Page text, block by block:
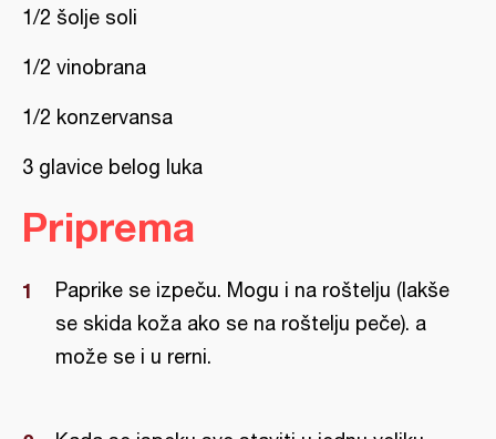
1/2 šolje soli
1/2 vinobrana
1/2 konzervansa
3 glavice belog luka
Priprema
Paprike se izpeču. Mogu i na roštelju (lakše
se skida koža ako se na roštelju peče). a
može se i u rerni.